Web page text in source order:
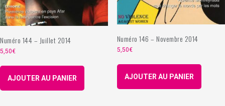
Numéro 144 – Juillet 2014
5,50€
AJOUTER AU PANIER
Numéro 146 – Novembre 2014
5,50€
AJOUTER AU PANIER